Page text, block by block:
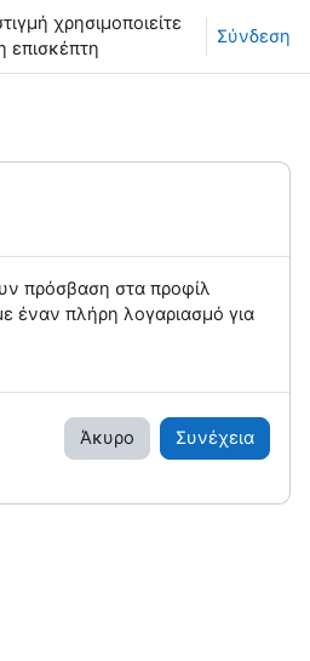
χρησιμοποιείτε
επισκέπτη
Σύνδεση
πρόσβαση στα προφίλ
έναν πλήρη λογαριασμό για
Άκυρο Συνέχεια